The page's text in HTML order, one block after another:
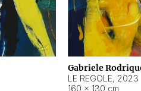
Gabriele
LE REGOLE, 2023
160 × 130 cm